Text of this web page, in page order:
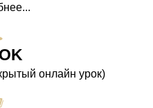
онлайн урок)